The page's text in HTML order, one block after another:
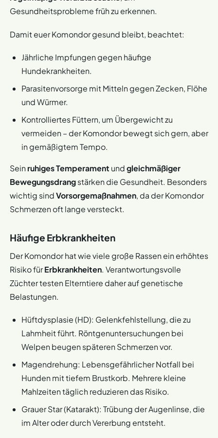
Gesundheitsprobleme früh zu erkennen.
Damit euer Komondor gesund bleibt, beachtet:
Jährliche Impfungen gegen häufige
Hundekrankheiten.
Parasitenvorsorge mit Mitteln gegen Zecken, Flöhe
und Würmer.
Kontrolliertes Füttern, um Übergewicht zu
vermeiden – der Komondor bewegt sich gern, aber
in gemäßigtem Tempo.
Seinruhiges Temperament undgleichmäßiger
Bewegungsdrangstärken die Gesundheit. Besonders
wichtig sindVorsorgemaßnahmen, da der Komondor
Schmerzen oft lange versteckt.
Häufige Erbkrankheiten​
Der Komondor hat wie viele große Rassen ein erhöhtes
Risiko fürErbkrankheiten. Verantwortungsvolle
Züchter testen Elterntiere daher auf genetische
Belastungen.
Hüftdysplasie (HD): Gelenkfehlstellung, die zu
Lahmheit führt. Röntgenuntersuchungen bei
Welpen beugen späteren Schmerzen vor.
Magendrehung: Lebensgefährlicher Notfall bei
Hunden mit tiefem Brustkorb. Mehrere kleine
Mahlzeiten täglich reduzieren das Risiko.
Grauer Star (Katarakt): Trübung der Augenlinse, die
im Alter oder durch Vererbung entsteht.